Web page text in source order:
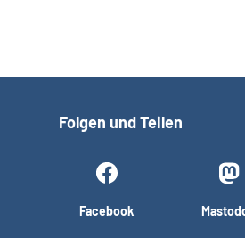
Folgen und Teilen
Facebook